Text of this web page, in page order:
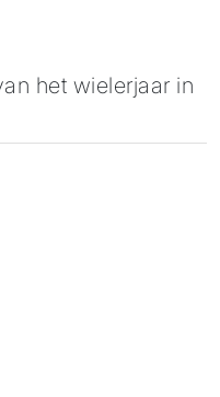
het wielerjaar in